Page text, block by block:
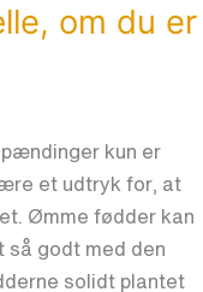
om du er
kun er
et udtryk for, at
Ømme fødder kan
så godt med den
solidt plantet